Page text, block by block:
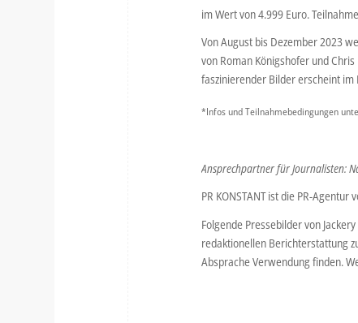
im Wert von 4.999 Euro.
Von August bis Dezember 2023
von Roman Königshofer und
faszinierender Bilder erscheint im
*Infos und Teilnahmebedingungen
Ansprechpartner für Journalisten:
PR KONSTANT ist die PR-Agentur
Folgende Pressebilder von
redaktionellen Berichterstattung
Absprache Verwendung finden.